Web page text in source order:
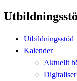
Utbildningsstöd
Kalender
Aktuellt